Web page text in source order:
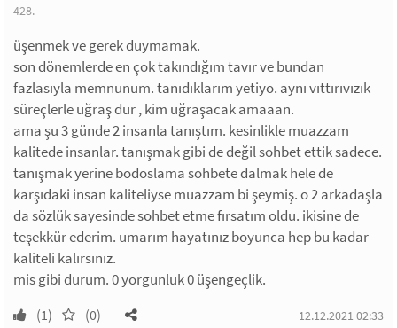
428.
üşenmek ve gerek duymamak.
son dönemlerde en çok takındığım tavır ve bundan
fazlasıyla memnunum. tanıdıklarım yetiyo. aynı vıttırıvızık
süreçlerle uğraş dur , kim uğraşacak amaaan.
ama şu 3 günde 2 insanla tanıştım. kesinlikle muazzam
kalitede insanlar. tanışmak gibi de değil sohbet ettik sadece.
tanışmak yerine bodoslama sohbete dalmak hele de
karşıdaki insan kaliteliyse muazzam bi şeymiş. o 2 arkadaşla
da sözlük sayesinde sohbet etme fırsatım oldu. ikisine de
teşekkür ederim. umarım hayatınız boyunca hep bu kadar
kaliteli kalırsınız.
mis gibi durum. 0 yorgunluk 0 üşengeçlik.
(1) (0) 12.12.2021 02:33